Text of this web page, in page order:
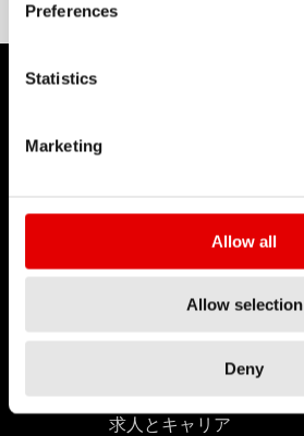
Preferences
Statistics
Marketing
Allow all
Allow selection
Deny
当社について
DT Swiss グローバル
偽造品対策
求人とキャリア